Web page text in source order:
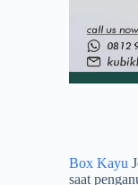
Box Kayu
saat